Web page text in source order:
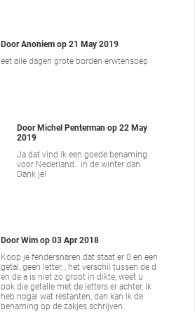
DoorAnoniem op21 May 2019
eet alle dagen grote borden erwtensoep
DoorMichel Penterman op 22 May
2019
Ja dat vind ik een goede benaming
voor Nederland.. in de winter dan.
Dank je!
DoorWim op03 Apr 2018
Koop je fendersnaren dat staat er 0 en een
getal, geen letter, , het verschil tussen de d
en de a is niet zo groot in dikte, weet u
ook die getalle met de letters er achter, ik
heb nogal wat restanten, dan kan ik de
benaming op de zakjes schrijven.